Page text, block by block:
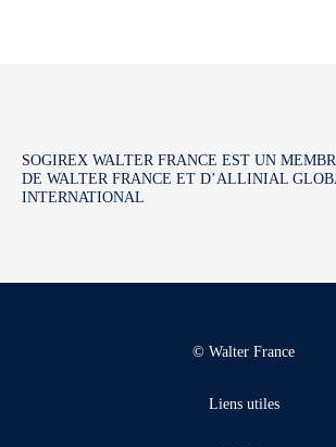
SOGIREX WALTER FRANCE EST UN
DE WALTER FRANCE ET D’ALLINIAL
INTERNATIONAL
© Walter France
Liens utiles